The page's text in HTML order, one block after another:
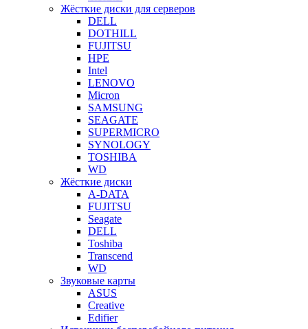
Жёсткие диски для серверов
DELL
DOTHILL
FUJITSU
HPE
Intel
LENOVO
Micron
SAMSUNG
SEAGATE
SUPERMICRO
SYNOLOGY
TOSHIBA
WD
Жёсткие диски
A-DATA
FUJITSU
Seagate
DELL
Toshiba
Transcend
WD
Звуковые карты
ASUS
Creative
Edifier